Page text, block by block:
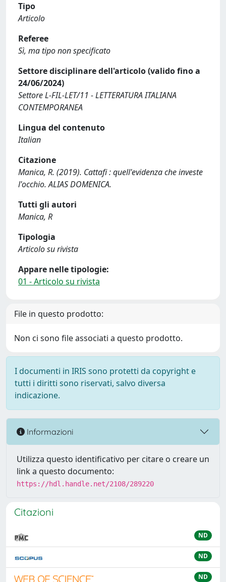
Tipo
Articolo
Referee
Sì, ma tipo non specificato
Settore disciplinare dell'articolo (valido fino a
24/06/2024)
Settore L-FIL-LET/11 - LETTERATURA ITALIANA
CONTEMPORANEA
Lingua del contenuto
Italian
Citazione
Manica, R. (2019). Cattafi : quell'evidenza che investe
l'occhio. ALIAS DOMENICA.
Tutti gli autori
Manica, R
Tipologia
Articolo su rivista
Appare nelle tipologie:
01 - Articolo su rivista
File in questo prodotto:
Non ci sono file associati a questo prodotto.
I documenti in IRIS sono protetti da copyright e
tutti i diritti sono riservati, salvo diversa
indicazione.
Informazioni
Utilizza questo identificativo per citare o creare un
link a questo documento:
https://hdl.handle.net/2108/289220
Citazioni
ND
ND
ND